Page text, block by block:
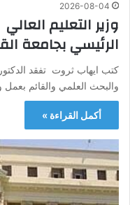
2026-08-04
وزير التعليم
الرئيسي بجامعة
كتب ايهاب ثروت تفقد الدكتور
والبحث العلمي والقائم بعمل
أكمل القراءة »